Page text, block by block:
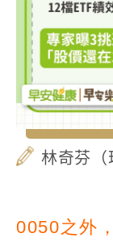
林奇芬（
0050之外